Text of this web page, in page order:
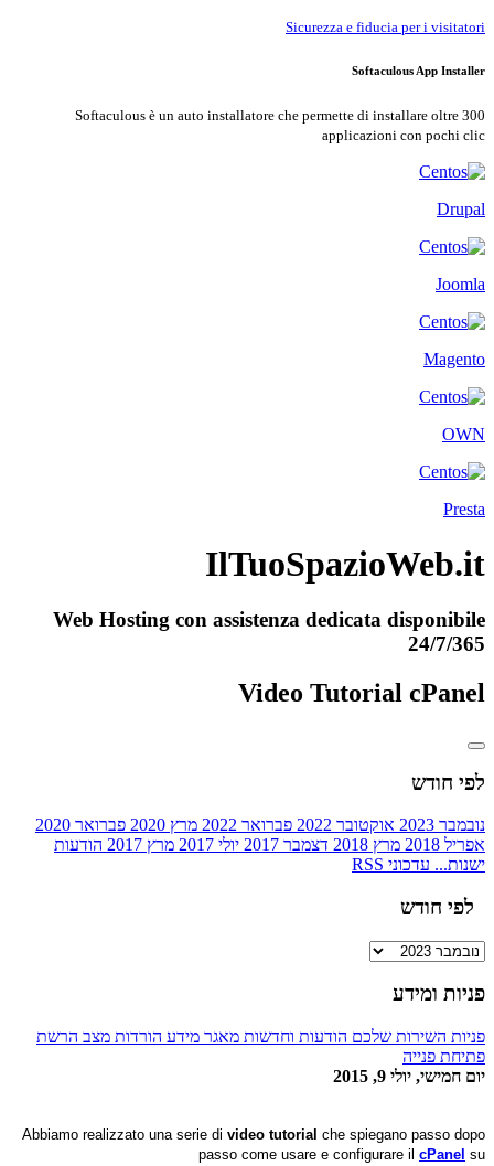
Sicurezza e fiducia per i visitatori
Softaculous App Installer
Softaculous è un auto installatore che permette di installare oltre 300
applicazioni con pochi clic
Drupal
Joomla
Magento
OWN
Presta
IlTuoSpazioWeb.it
Web Hosting con assistenza dedicata disponibile
24/7/365
Video Tutorial cPanel
לפי חודש
נובמבר 2023 אוקטובר 2022 פברואר 2022 מרץ 2020
פברואר 2020
אפריל 2018
מרץ 2018 דצמבר 2017 יולי 2017 מרץ 2017
הודעות
ישנות... עדכוני RSS
לפי חודש
פניות ומידע
פניות השירות שלכם הודעות וחדשות מאגר מידע הורדות מצב הרשת
פתיחת פנייה
יום חמישי, יולי 9, 2015
Abbiamo realizzato una serie di video tutorial che spiegano passo dopo
passo come usare e configurare il cPanel su